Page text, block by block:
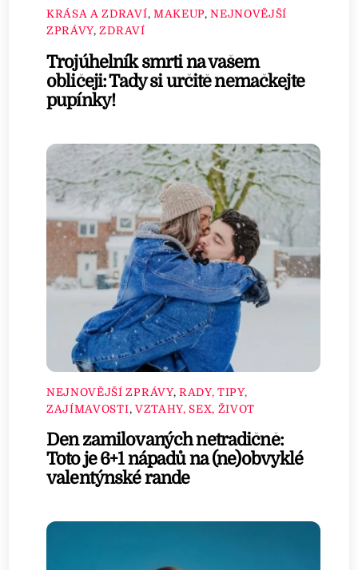
KRÁSA A ZDRAVÍ, MAKEUP,NEJNOVĚJŠÍ
ZPRÁVY,ZDRAVÍ
Trojúhelník smrti na vašem
obličeji: Tady si určitě nemačkejte
pupínky!
NEJNOVĚJŠÍ ZPRÁVY, RADY, TIPY,
ZAJÍMAVOSTI, VZTAHY, SEX, ŽIVOT
Den zamilovaných netradičně:
Toto je 6+1 nápadů na (ne)obvyklé
valentýnské rande